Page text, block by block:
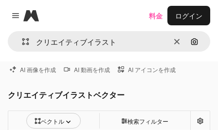
Close menu
Magnific
消去 画像で
料金 ログイン
AI 画像を作成 AI 動画を作成 AI アイコンを作成
クリエイティブイラストベクター
ベクトル 検索フィルター